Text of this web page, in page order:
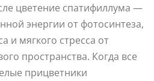
цветение спатифиллума —
энергии от фотосинтеза,
и мягкого стресса от
пространства. Когда все
прицветники